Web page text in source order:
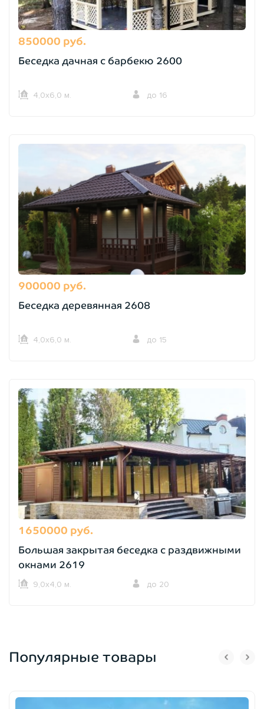
850000 руб.
Беседка дачная с барбекю 2600
4,0х6,0 м. до 16
900000 руб.
Беседка деревянная 2608
4,0х6,0 м. до 15
1650000 руб.
Большая закрытая беседка с раздвижными
окнами 2619
9,0х4,0 м. до 20
Популярные товары